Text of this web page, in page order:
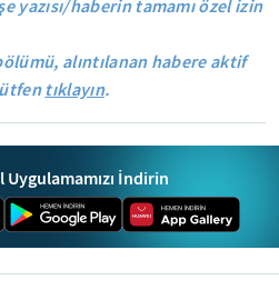
yazısı/haberin tamamı özel izin
alıntılanan habere aktif
tıklayın.
Uygulamamızı İndirin